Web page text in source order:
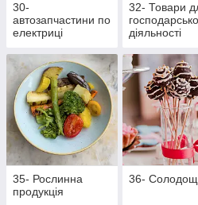
30-
автозапчастини по
електриці
32- Товари
діяльності
35- Рослинна
продукція
36-